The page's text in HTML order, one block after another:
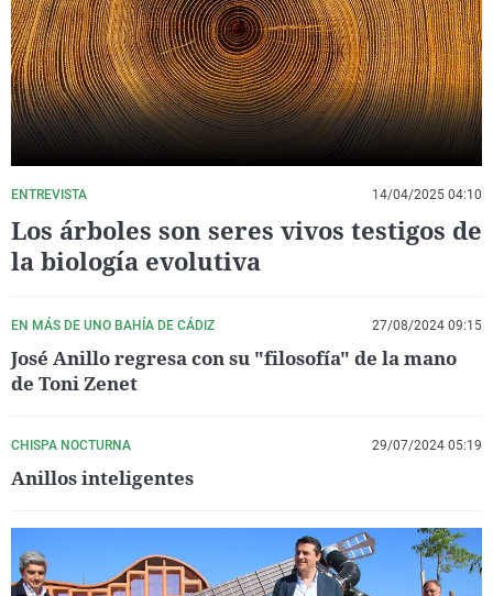
La rosa de los vientos
Gente viajera
Como el perro y el
Caso
Retornados
Equipo de
Operación Viuda
Extremadura
Galicia
La Rioja
Navarra
País Vasco
Virales
Televisión
Elecciones
ENTREVISTA 14/04/2025 04:10
Los árboles son seres vivos testigos de
la biología evolutiva
EN MÁS DE UNO BAHÍA DE CÁDIZ 27/08/2024 09:15
José Anillo regresa con su "filosofía" de la mano
de Toni Zenet
CHISPA NOCTURNA 29/07/2024 05:19
Anillos inteligentes